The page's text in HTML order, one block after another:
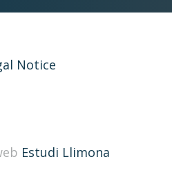
Notice
Estudi Llimona